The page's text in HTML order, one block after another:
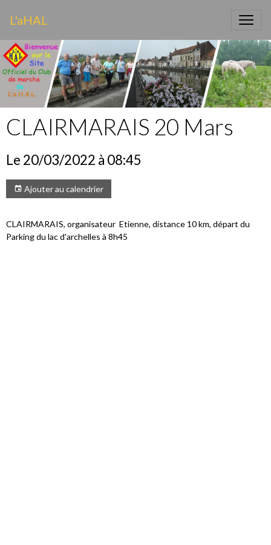
L'aHAL
CLAIRMARAIS 20 Mars
Le 20/03/2022 à 08:45
Ajouter au calendrier
CLAIRMARAIS, organisateur Etienne, distance 10 km, départ du
Parking du lac d'archelles à 8h45